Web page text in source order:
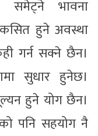
समेट्ने भावना
हुने अवस्था
गर्न सक्ने छैन।
सुधार हुनेछ।
हुने योग छैन।
पनि सहयोग नै